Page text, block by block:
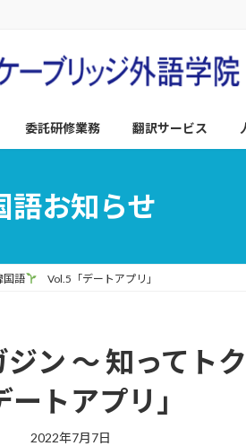
委託研修業務 翻訳サービス
語お知らせ
国語 Vol.5「デートアプリ」
ジン ～ 知ってト
トアプリ」
最
2022年7月7日